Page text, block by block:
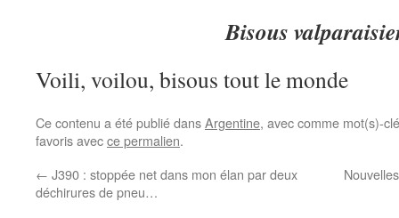
Bisous
Voili, voilou, bisous tout le monde
Ce contenu a été publié dansArgentine, avec comme mot(s)-
favoris avecce permalien.
← J390 : stoppée net dans mon élan par deux
déchirures de pneu…